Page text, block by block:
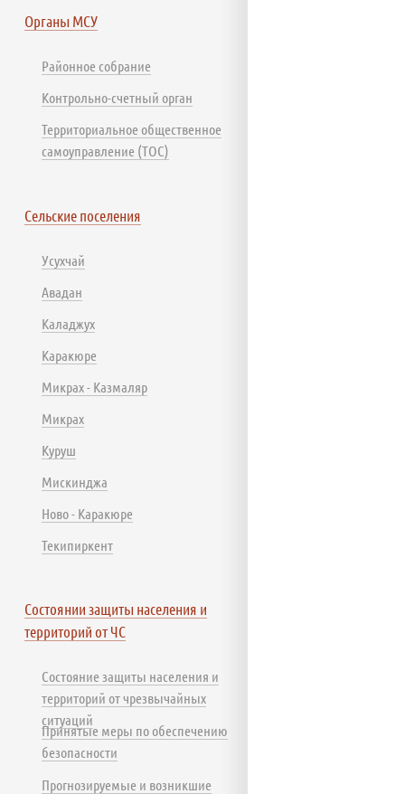
Органы МСУ
Районное собрание
Контрольно-счетный орган
Территориальное общественное
самоуправление (ТОС)
Сельские поселения
Усухчай
Авадан
Каладжух
Каракюре
Микрах - Казмаляр
Микрах
Куруш
Мискинджа
Ново - Каракюре
Текипиркент
Состоянии защиты населения и
территорий от ЧС
Состояние защиты населения и
территорий от чрезвычайных
ситуаций
Принятые меры по обеспечению
безопасности
Прогнозируемые и возникшие